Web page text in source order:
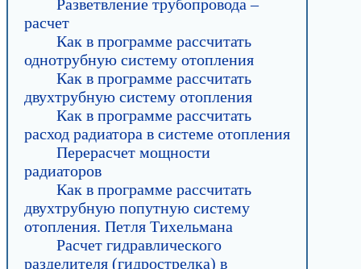
Разветвление трубопровода –
расчет
Как в программе рассчитать
однотрубную систему отопления
Как в программе рассчитать
двухтрубную систему отопления
Как в программе рассчитать
расход радиатора в системе отопления
Перерасчет мощности
радиаторов
Как в программе рассчитать
двухтрубную попутную систему
отопления. Петля Тихельмана
Расчет гидравлического
разделителя (гидрострелка) в